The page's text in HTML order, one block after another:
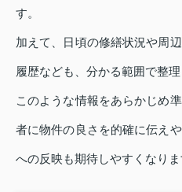
す。
加えて、日頃の修繕状況や周
履歴なども、分かる範囲で整
このような情報をあらかじめ
者に物件の良さを的確に伝え
への反映も期待しやすくなりま